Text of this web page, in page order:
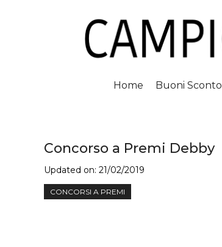
Home Buoni Sconto
Concorso a Premi Debby
Updated on: 21/02/2019
CONCORSI A PREMI